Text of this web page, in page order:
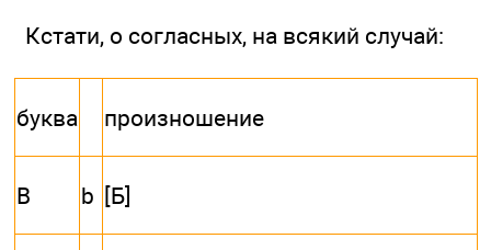
Кстати, о согласных, на всякий случай:
буква произношение
B b [Б]